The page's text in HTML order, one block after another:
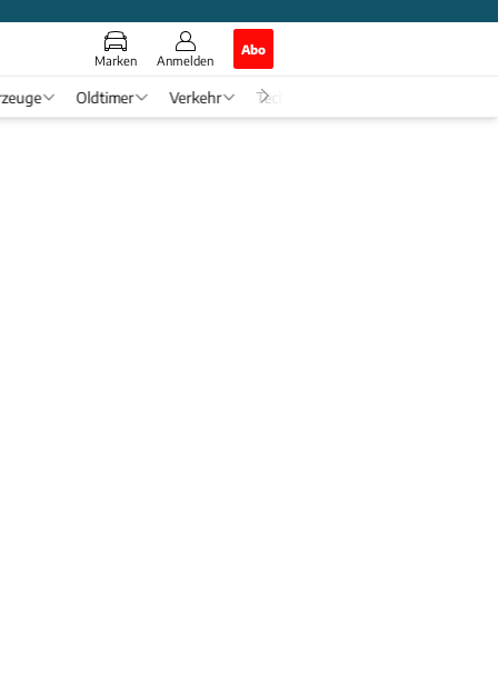
Marken Anmelden
Abo
Oldtimer Verkehr Tech & Zukunft